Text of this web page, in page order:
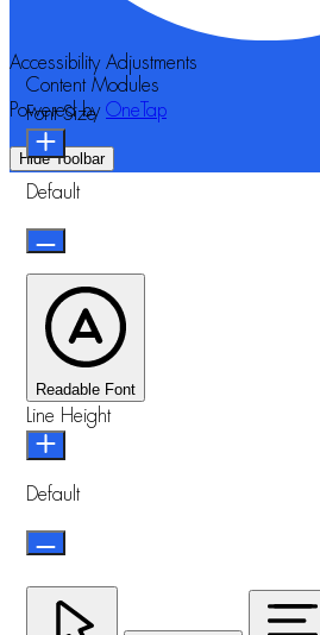
Accessibility Adjustments
Powered by OneTap
Hide Toolbar
Content Modules
Font Size
Default
Readable Font
Line Height
Default